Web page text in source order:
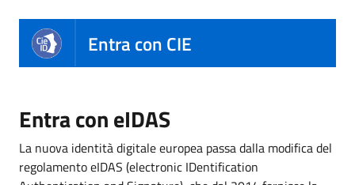
Entra con CIE
Entra con eIDAS
La nuova identità digitale europea passa dalla modifica del
regolamento eIDAS (electronic IDentification